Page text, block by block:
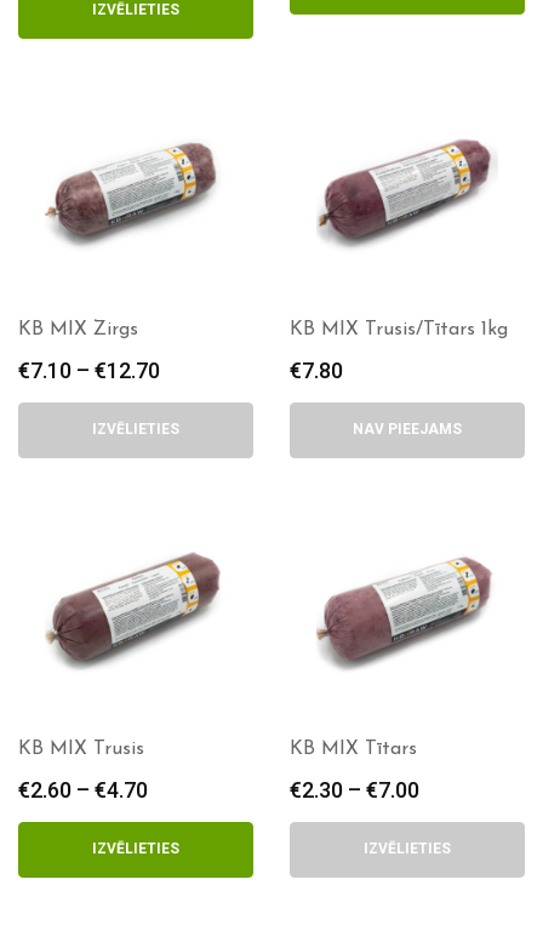
€2.50
through
IZVĒLIETIES
through
KB MIX Zirgs
€7.10 – €12.70
range:
€7.10
through
IZVĒLIETIES
KB MIX Trusis/Tītars 1kg
€7.80
NAV PIEEJAMS
KB MIX Trusis
€2.60 – €4.70
range:
€2.60
through
IZVĒLIETIES
KB MIX Tītars
€2.30 – €7.00
range:
€2.30
through
IZVĒLIETIES